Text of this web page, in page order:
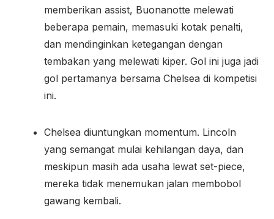
memberikan assist, Buonanotte melewati
beberapa pemain, memasuki kotak penalti,
dan mendinginkan ketegangan dengan
tembakan yang melewati kiper. Gol ini juga jadi
gol pertamanya bersama Chelsea di kompetisi
ini.
Chelsea diuntungkan momentum. Lincoln
yang semangat mulai kehilangan daya, dan
meskipun masih ada usaha lewat set-piece,
mereka tidak menemukan jalan membobol
gawang kembali.